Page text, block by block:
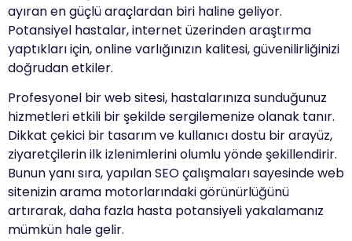
ayıran en güçlü araçlardan biri haline geliyor.
Potansiyel hastalar, internet üzerinden araştırma
yaptıkları için, online varlığınızın kalitesi, güvenilirliğinizi
doğrudan etkiler.
Profesyonel bir web sitesi, hastalarınıza sunduğunuz
hizmetleri etkili bir şekilde sergilemenize olanak tanır.
Dikkat çekici bir tasarım ve kullanıcı dostu bir arayüz,
ziyaretçilerin ilk izlenimlerini olumlu yönde şekillendirir.
Bunun yanı sıra, yapılan SEO çalışmaları sayesinde web
sitenizin arama motorlarındaki görünürlüğünü
artırarak, daha fazla hasta potansiyeli yakalamanız
mümkün hale gelir.